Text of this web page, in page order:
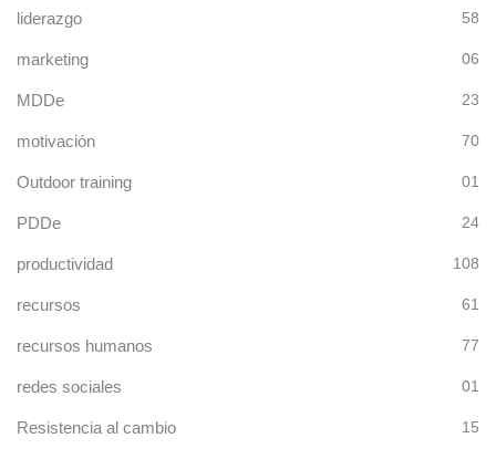
liderazgo 58
marketing 06
MDDe 23
motivación 70
Outdoor training 01
PDDe 24
productividad 108
recursos 61
recursos humanos 77
redes sociales 01
Resistencia al cambio 15